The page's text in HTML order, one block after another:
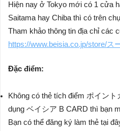
Hiện nay ở Tokyo mới có 1 cửa
Saitama hay Chiba thì có trên
Tham khảo thông tin địa chỉ các
https://www.beisia.co.jp/store/ス
Đặc điểm:
Không có thẻ tích điểm ポイン
dụng ベイシア B CARD thì bạn
Bạn có thể đăng ký làm thẻ tại